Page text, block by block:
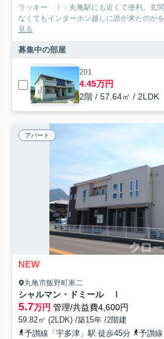
ラッキー Ⅰ：丸亀駅にも近くて便利。玄
なくてもインターホン越しに誰が来たのか
見る
募集中の部屋
201
4.45万円
2階 / 57.64㎡ / 2LDK
アパート
NEW
丸亀市飯野町東二
シャルマン・ドミール Ⅰ
5.7万円 管理/共益費4,600円
59.82㎡ (2LDK) /築15年 /2階建
予讃線「宇多津」駅 徒歩45分
予讃